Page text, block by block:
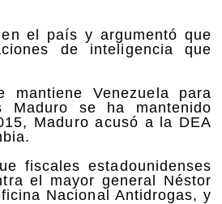
el país y argumentó que
de inteligencia que
Venezuela para
Maduro se ha mantenido
Maduro acusó a la DEA
fiscales estadounidenses
el mayor general Néstor
Nacional Antidrogas, y